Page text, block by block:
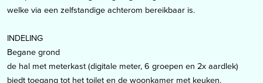
welke via een zelfstandige achterom bereikbaar is.
INDELING
Begane grond
de hal met meterkast (digitale meter, 6 groepen en 2x aardlek)
biedt toegang tot het toilet en de woonkamer met keuken.